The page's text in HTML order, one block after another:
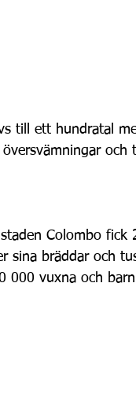
till ett hundratal
och
Colombo fick
sina bräddar och
vuxna och barn